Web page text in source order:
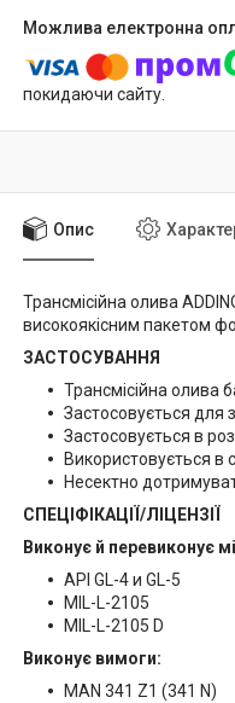
покидаючи сайту.
Опис
Трансмісійна олива
високоякісним пакетом
ЗАСТОСУВАННЯ
Трансмісійна олива
Застосовується для
Застосовується в
Використовується в
Несектно
СПЕЦІФІКАЦІЇ/ЛІЦЕНЗІЇ
Виконує й перевиконує
API GL-4 и GL-5
MIL-L-2105
MIL-L-2105 D
Виконує вимоги:
MAN 341 Z1 (341 N)